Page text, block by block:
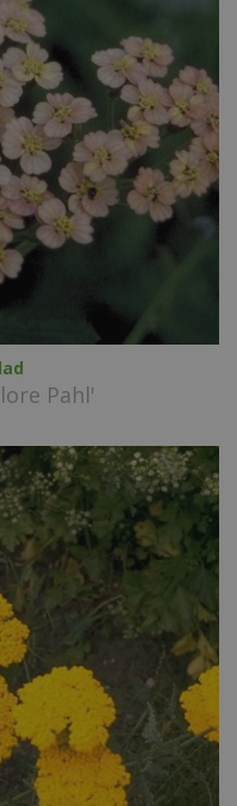
Pahl'